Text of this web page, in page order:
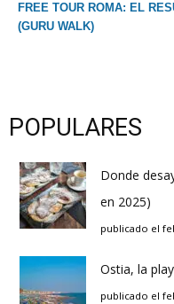
FREE TOUR ROMA: EL
(GURU WALK)
POPULARES
Donde
en 2025)
publicado el
Ostia, la
publicado el